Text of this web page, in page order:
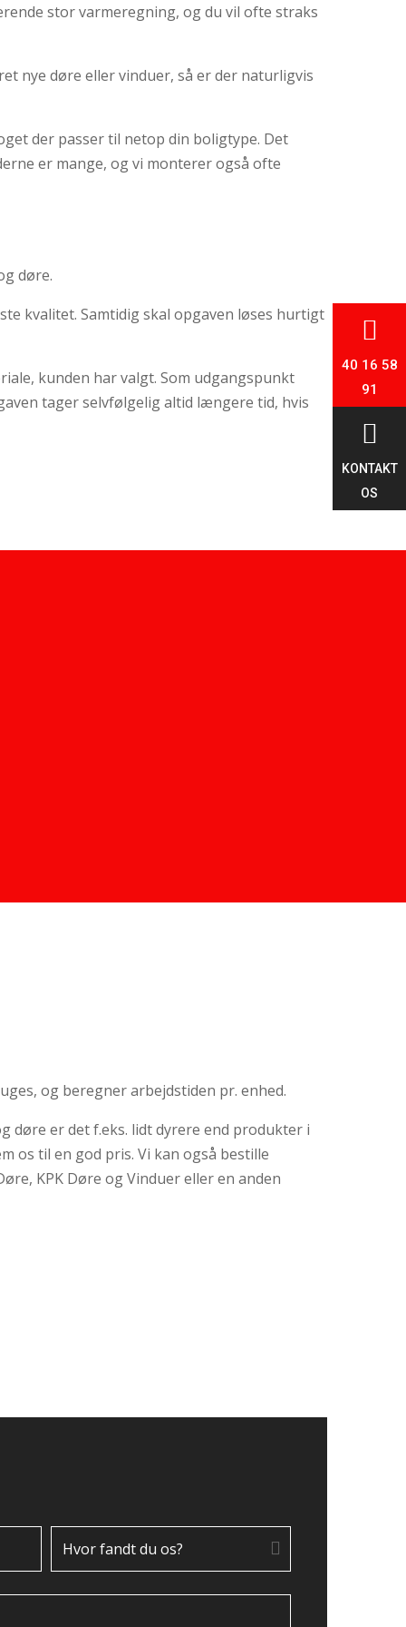
stor varmeregning, og du vil ofte straks
nye døre eller vinduer, så er der naturligvis
der passer til netop din boligtype. Det
er mange, og vi monterer også ofte
døre.
kvalitet. Samtidig skal opgaven løses hurtigt
kunden har valgt. Som udgangspunkt
tager selvfølgelig altid længere tid, hvis
og beregner arbejdstiden pr. enhed.
er det f.eks. lidt dyrere end produkter i
os til en god pris. Vi kan også bestille
KPK Døre og Vinduer eller en anden

40 16 58
91

KONTAKT
OS